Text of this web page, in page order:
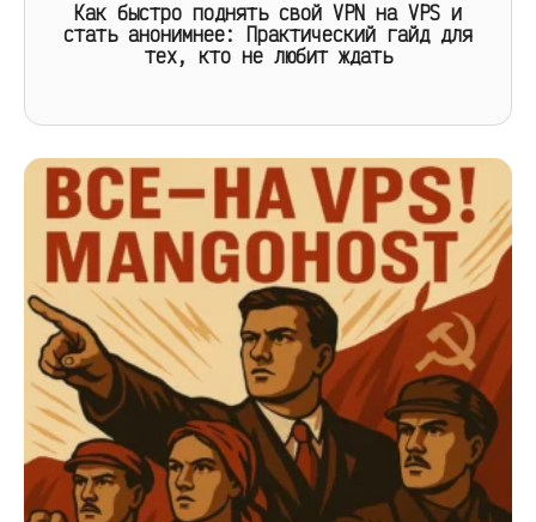
Как быстро поднять свой VPN на VPS и
стать анонимнее: Практический гайд для
тех, кто не любит ждать